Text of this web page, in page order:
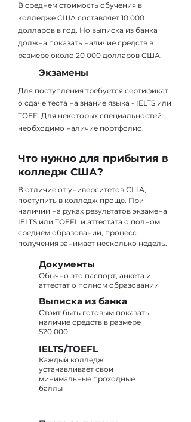
В среднем стоимость обучения в
колледже США составляет 10 000
долларов в год. Но выписка из банка
должна показать наличие средств в
размере около 20 000 долларов США.
Экзамены
Для поступления требуется сертификат
о сдаче теста на знание языка - IELTS или
TOEF. Для некоторых специальностей
необходимо наличие портфолио.
Что нужно для прибытия в
колледж США?
В отличие от университетов США,
поступить в колледж проще. При
наличии на руках результатов экзамена
IELTS или TOEFL и аттестата о полном
среднем образовании, процесс
получения занимает несколько недель.
Документы
Обычно это паспорт, анкета и
аттестат о полном образовании
Выписка из банка
Стоит быть готовым показать
наличие средств в размере
$20,000
IELTS/TOEFL
Каждый колледж
устанавливает свои
минимальные проходные
баллы